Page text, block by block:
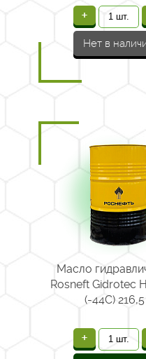
+
Нет в
Масло
Rosneft Gidrotec
(-44С)
+